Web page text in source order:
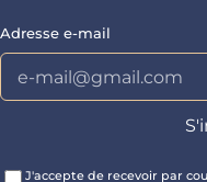
Adresse e-mail
J'accepte de recevoir par